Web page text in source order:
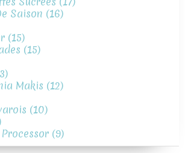
Saison (16)
(15)
(15)
Makis (12)
(10)
(9)